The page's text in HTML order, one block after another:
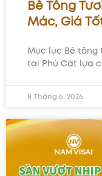
Bê Tông
Mác, Giá
Mục lục Bê
tại Phù Cát lựa
8 Tháng 6, 2026